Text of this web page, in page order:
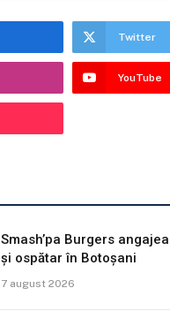
Twitter
YouTube
Smash’pa Burgers
și ospătar în Botoșani
7 august 2026